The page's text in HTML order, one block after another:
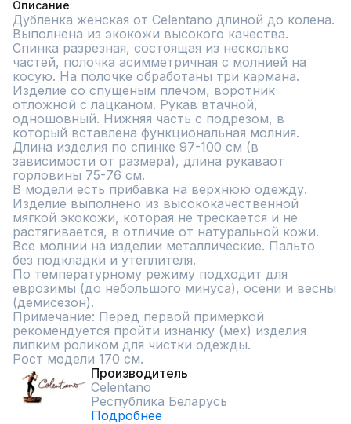
Описание
Дубленка женская от Celentano длиной до колена.
Выполнена из экокожи высокого качества.
Спинка разрезная, состоящая из несколько
частей, полочка асимметричная с молнией на
косую. На полочке обработаны три кармана.
Изделие со спущеным плечом, воротник
отложной с лацканом. Рукав втачной,
одношовный. Нижняя часть с подрезом, в
который вставлена функциональная молния.
Длина изделия по спинке 97-100 см (в
зависимости от размера), длина рукаваот
горловины 75-76 см.
В модели есть прибавка на верхнюю одежду.
Изделие выполнено из высококачественной
мягкой экокожи, которая не трескается и не
растягивается, в отличие от натуральной кожи.
Все молнии на изделии металлические. Пальто
без подкладки и утеплителя.
По температурному режиму подходит для
еврозимы (до небольшого минуса), осени и весны
(демисезон).
Примечание: Перед первой примеркой
рекомендуется пройти изнанку (мех) изделия
липким роликом для чистки одежды.
Рост модели 170 см.
Производитель
Celentano
Республика Беларусь
Подробнее